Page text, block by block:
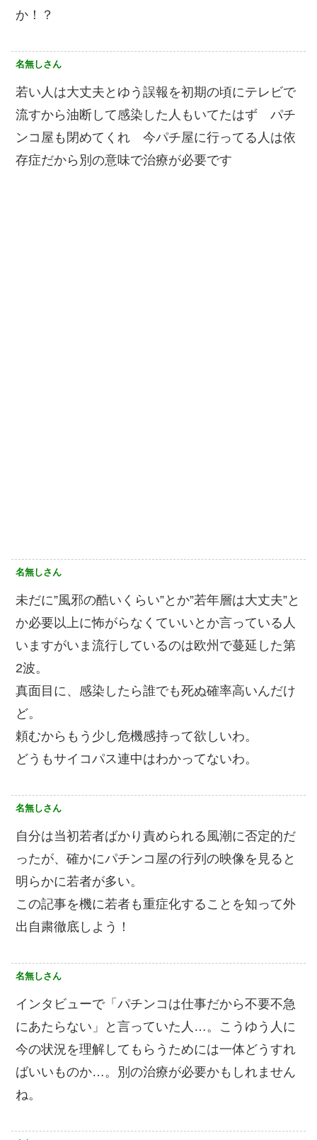
か！？
名無しさん
若い人は大丈夫とゆう誤報を初期の頃にテレビで
流すから油断して感染した人もいてたはず パチ
ンコ屋も閉めてくれ 今パチ屋に行ってる人は依
存症だから別の意味で治療が必要です
名無しさん
未だに”風邪の酷いくらい”とか”若年層は大丈夫”と
か必要以上に怖がらなくていいとか言っている人
いますがいま流行しているのは欧州で蔓延した第
2波。
真面目に、感染したら誰でも死ぬ確率高いんだけ
ど。
頼むからもう少し危機感持って欲しいわ。
どうもサイコパス連中はわかってないわ。
名無しさん
自分は当初若者ばかり責められる風潮に否定的だ
ったが、確かにパチンコ屋の行列の映像を見ると
明らかに若者が多い。
この記事を機に若者も重症化することを知って外
出自粛徹底しよう！
名無しさん
インタビューで「パチンコは仕事だから不要不急
にあたらない」と言っていた人…。こうゆう人に
今の状況を理解してもらうためには一体どうすれ
ばいいものか…。別の治療が必要かもしれません
ね。